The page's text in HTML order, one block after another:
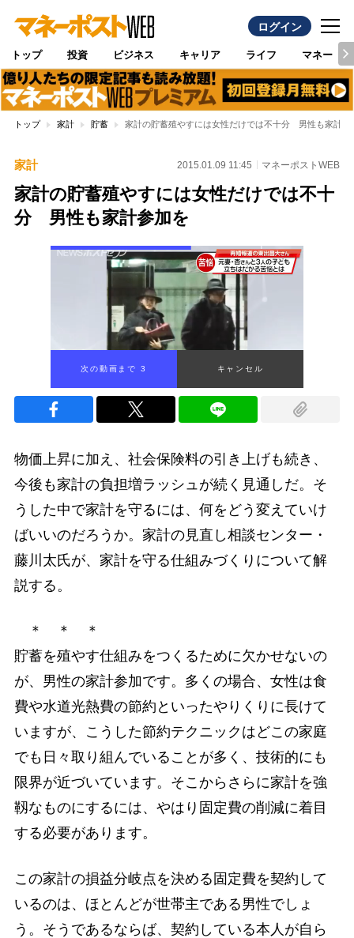
ログイン
トップ 投資 ビジネス キャリア ライフ マネー
トップ 家計 貯蓄 家計の貯蓄殖やすには女性だけでは不十分 男性も家計参
家計 2015.01.09 11:45 マネーポストWEB
家計の貯蓄殖やすには女性だけでは不十
分 男性も家計参加を
次の動画まで 2 キャンセル
物価上昇に加え、社会保険料の引き上げも続き、
今後も家計の負担増ラッシュが続く見通しだ。そ
うした中で家計を守るには、何をどう変えていけ
ばいいのだろうか。家計の見直し相談センター・
藤川太氏が、家計を守る仕組みづくりについて解
説する。
＊ ＊ ＊
貯蓄を殖やす仕組みをつくるために欠かせないの
が、男性の家計参加です。多くの場合、女性は食
費や水道光熱費の節約といったやりくりに長けて
いますが、こうした節約テクニックはどこの家庭
でも日々取り組んでいることが多く、技術的にも
限界が近づいています。そこからさらに家計を強
靱なものにするには、やはり固定費の削減に着目
する必要があります。
この家計の損益分岐点を決める固定費を契約して
いるのは、ほとんどが世帯主である男性でしょ
う。そうであるならば、契約している本人が自ら